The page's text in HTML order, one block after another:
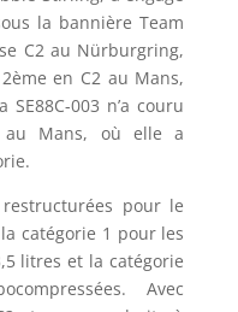
la bannière Team
C2 au Nürburgring,
en C2 au Mans,
003 n’a couru
au Mans, où elle a
pour le
catégorie 1 pour les
litres et la catégorie
Avec